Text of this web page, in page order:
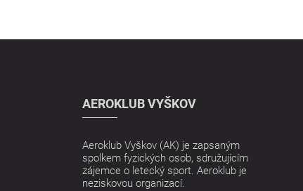
AEROKLUB VYŠKOV
Aeroklub Vyškov (AK) je zapsaným
spolkem fyzických osob, sdružujícím
zájemce o letecký sport. Aeroklub je
neziskovou organizací.